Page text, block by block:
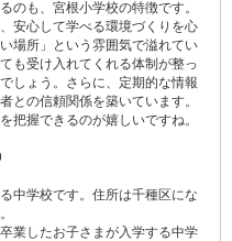
のも、宮根小学校の特徴です。
安心して学べる環境づくりを心
場所」という雰囲気で溢れてい
も受け入れてくれる体制が整っ
しょう。さらに、定期的な情報
との信頼関係を築いています。
把握できるのが嬉しいですね。
中学校です。住所は千種区にな
業したお子さまが入学する中学